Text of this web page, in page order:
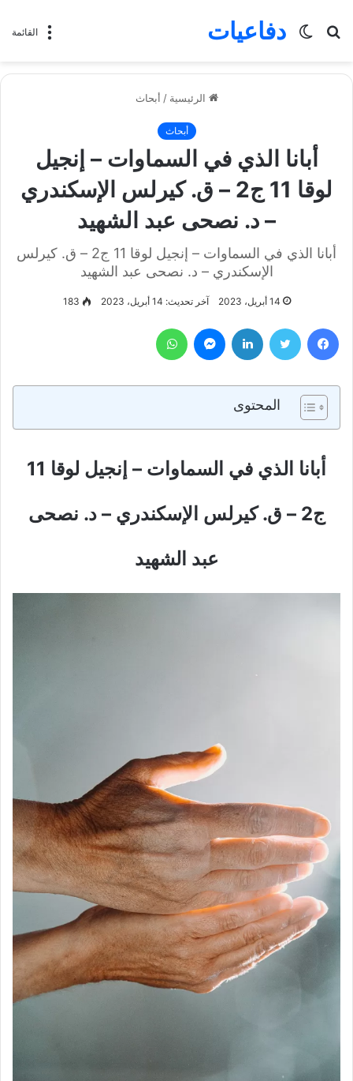
القائمة دفاعيات
بحث
الوضع
الرئيسية / أبحاث
أبحاث
أبانا الذي في السماوات – إنجيل
لوقا 11 ج2 – ق. كيرلس الإسكندري
– د. نصحى عبد الشهيد
أبانا الذي في السماوات – إنجيل لوقا 11 ج2 – ق. كيرلس
الإسكندري – د. نصحى عبد الشهيد
14 أبريل، 2023 آخر تحديث: 14 أبريل، 2023 183
فيسبوك تويتر لينكدإن ماسنجر
المحتوى
أبانا الذي في السماوات – إنجيل لوقا 11
ج2 – ق. كيرلس الإسكندري – د. نصحى
عبد الشهيد